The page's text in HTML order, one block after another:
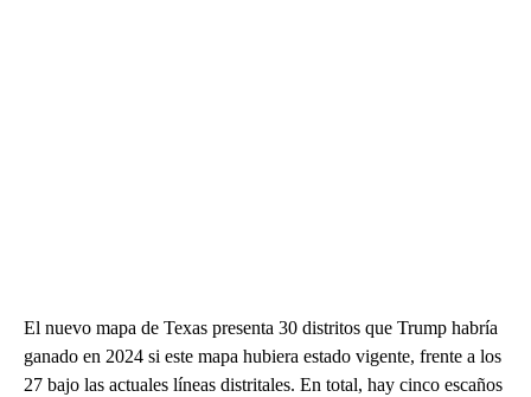
El nuevo mapa de Texas presenta 30 distritos que Trump habría
ganado en 2024 si este mapa hubiera estado vigente, frente a los
27 bajo las actuales líneas distritales. En total, hay cinco escaños